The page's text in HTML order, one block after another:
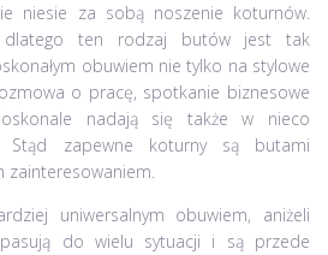
niesie za sobą noszenie koturnów.
dlatego ten rodzaj butów jest tak
obuwiem nie tylko na stylowe
o pracę, spotkanie biznesowe
nadają się także w nieco
Stąd zapewne koturny są butami
zainteresowaniem.
uniwersalnym obuwiem, aniżeli
do wielu sytuacji i są przede